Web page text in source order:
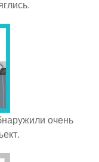
очень